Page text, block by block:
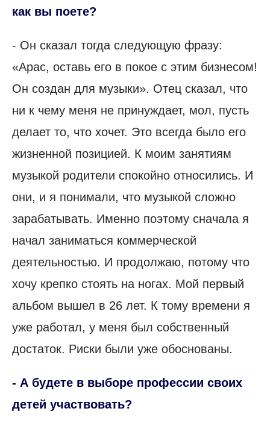
как вы поете?
- Он сказал тогда следующую фразу:
«Арас, оставь его в покое с этим бизнесом!
Он создан для музыки». Отец сказал, что
ни к чему меня не принуждает, мол, пусть
делает то, что хочет. Это всегда было его
жизненной позицией. К моим занятиям
музыкой родители спокойно относились. И
они, и я понимали, что музыкой сложно
зарабатывать. Именно поэтому сначала я
начал заниматься коммерческой
деятельностью. И продолжаю, потому что
хочу крепко стоять на ногах. Мой первый
альбом вышел в 26 лет. К тому времени я
уже работал, у меня был собственный
достаток. Риски были уже обоснованы.
- А будете в выборе профессии своих
детей участвовать?